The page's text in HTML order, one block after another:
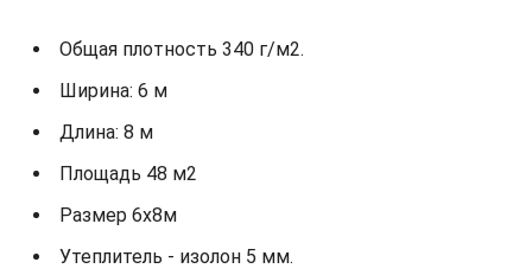
Общая плотность 340 г/м2.
Ширина: 6 м
Длина: 8 м
Площадь 48 м2
Размер 6х8м
Утеплитель - изолон 5 мм.